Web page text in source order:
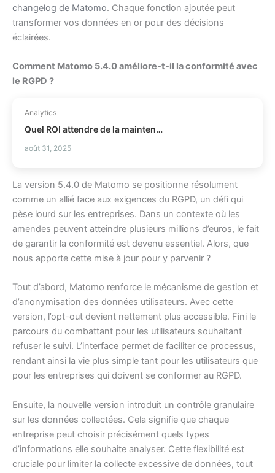
changelog de Matomo. Chaque fonction ajoutée peut
transformer vos données en or pour des décisions
éclairées.
Comment Matomo 5.4.0 améliore-t-il la conformité avec
le RGPD ?
Analytics
Quel ROI attendre de la maintenance prédictive ?
août 31, 2025
La version 5.4.0 de Matomo se positionne résolument
comme un allié face aux exigences du RGPD, un défi qui
pèse lourd sur les entreprises. Dans un contexte où les
amendes peuvent atteindre plusieurs millions d’euros, le fait
de garantir la conformité est devenu essentiel. Alors, que
nous apporte cette mise à jour pour y parvenir ?
Tout d’abord, Matomo renforce le mécanisme de gestion et
d’anonymisation des données utilisateurs. Avec cette
version, l’opt-out devient nettement plus accessible. Fini le
parcours du combattant pour les utilisateurs souhaitant
refuser le suivi. L’interface permet de faciliter ce processus,
rendant ainsi la vie plus simple tant pour les utilisateurs que
pour les entreprises qui doivent se conformer au RGPD.
Ensuite, la nouvelle version introduit un contrôle granulaire
sur les données collectées. Cela signifie que chaque
entreprise peut choisir précisément quels types
d’informations elle souhaite analyser. Cette flexibilité est
cruciale pour limiter la collecte excessive de données, tout